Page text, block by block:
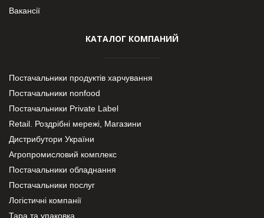
Вакансії
КАТАЛОГ КОМПАНИЙ
Постачальники продуктів харчування
Постачальники nonfood
Постачальники Private Label
Retail. Роздрібні мережі, Магазини
Дистрибутори України
Агропромисловий комплекс
Постачальники обладнання
Постачальники послуг
Логістичні компанії
Тара та упаковка